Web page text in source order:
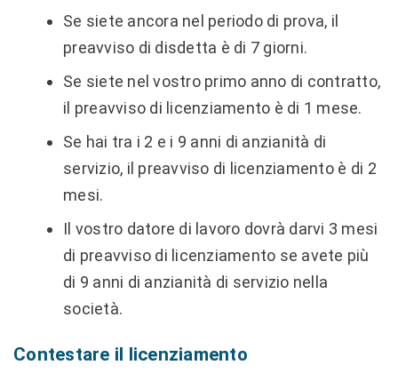
Se siete ancora nel periodo di prova, il
preavviso di disdetta è di 7 giorni.
Se siete nel vostro primo anno di contratto,
il preavviso di licenziamento è di 1 mese.
Se hai tra i 2 e i 9 anni di anzianità di
servizio, il preavviso di licenziamento è di 2
mesi.
Il vostro datore di lavoro dovrà darvi 3 mesi
di preavviso di licenziamento se avete più
di 9 anni di anzianità di servizio nella
società.
Contestare il licenziamento